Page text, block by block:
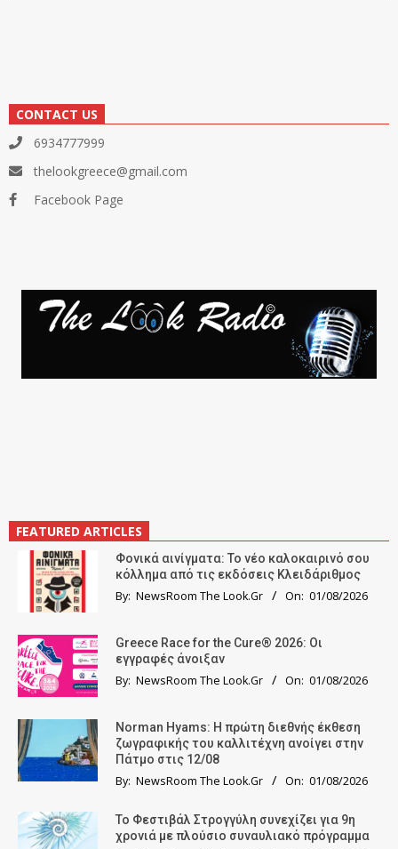
CONTACT US
6934777999
thelookgreece@gmail.com
Facebook Page
FEATURED ARTICLES
Φονικά αινίγματα: Το νέο καλοκαιρινό σου
κόλλημα από τις εκδόσεις Κλειδάριθμος
By: NewsRoom The Look.Gr On: 01/08/2026
Greece Race for the Cure® 2026: Οι
εγγραφές άνοιξαν
By: NewsRoom The Look.Gr On: 01/08/2026
Norman Hyams: Η πρώτη διεθνής έκθεση
ζωγραφικής του καλλιτέχνη ανοίγει στην
Πάτμο στις 12/08
By: NewsRoom The Look.Gr On: 01/08/2026
Το Φεστιβάλ Στρογγύλη συνεχίζει για 9η
χρονιά με πλούσιο συναυλιακό πρόγραμμα